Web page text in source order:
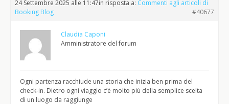
24 Settembre 2025 alle 11:47in risposta a: Commenti agli articoli di
Booking Blog
#40677
Claudia Caponi
Amministratore del forum
Ogni partenza racchiude una storia che inizia ben prima del
check-in. Dietro ogni viaggio c’è molto più della semplice scelta
di un luogo da raggiunge